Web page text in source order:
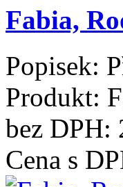
Fabia,
Popisek:
Produkt:
bez DPH:
Cena s